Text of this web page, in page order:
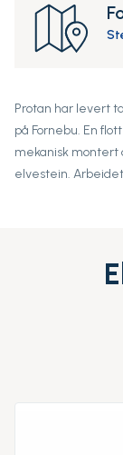
Protan har levert
på Fornebu. En
mekanisk
elvestein.